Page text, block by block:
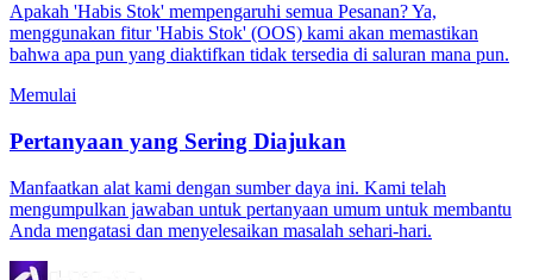
Apakah 'Habis Stok' mempengaruhi semua Pesanan? Ya,
menggunakan fitur 'Habis Stok' (OOS) kami akan memastikan
bahwa apa pun yang diaktifkan tidak tersedia di saluran mana pun.
Memulai
Pertanyaan yang Sering Diajukan
Manfaatkan alat kami dengan sumber daya ini. Kami telah
mengumpulkan jawaban untuk pertanyaan umum untuk membantu
Anda mengatasi dan menyelesaikan masalah sehari-hari.